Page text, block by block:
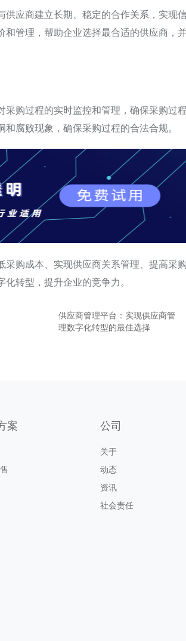
应商建立长期、稳定的合作关系，实现
管理，帮助企业选择最合适的供应商，
购过程的实时监控和管理，确保采购过
腐败现象，确保采购过程的合法合规。
购成本、实现供应商关系管理、提高采
转型，提升企业的竞争力。
供应商管理平台：实现供应商管
理数字化转型的最佳选择
案 公司
关于
动态
资讯
社会责任